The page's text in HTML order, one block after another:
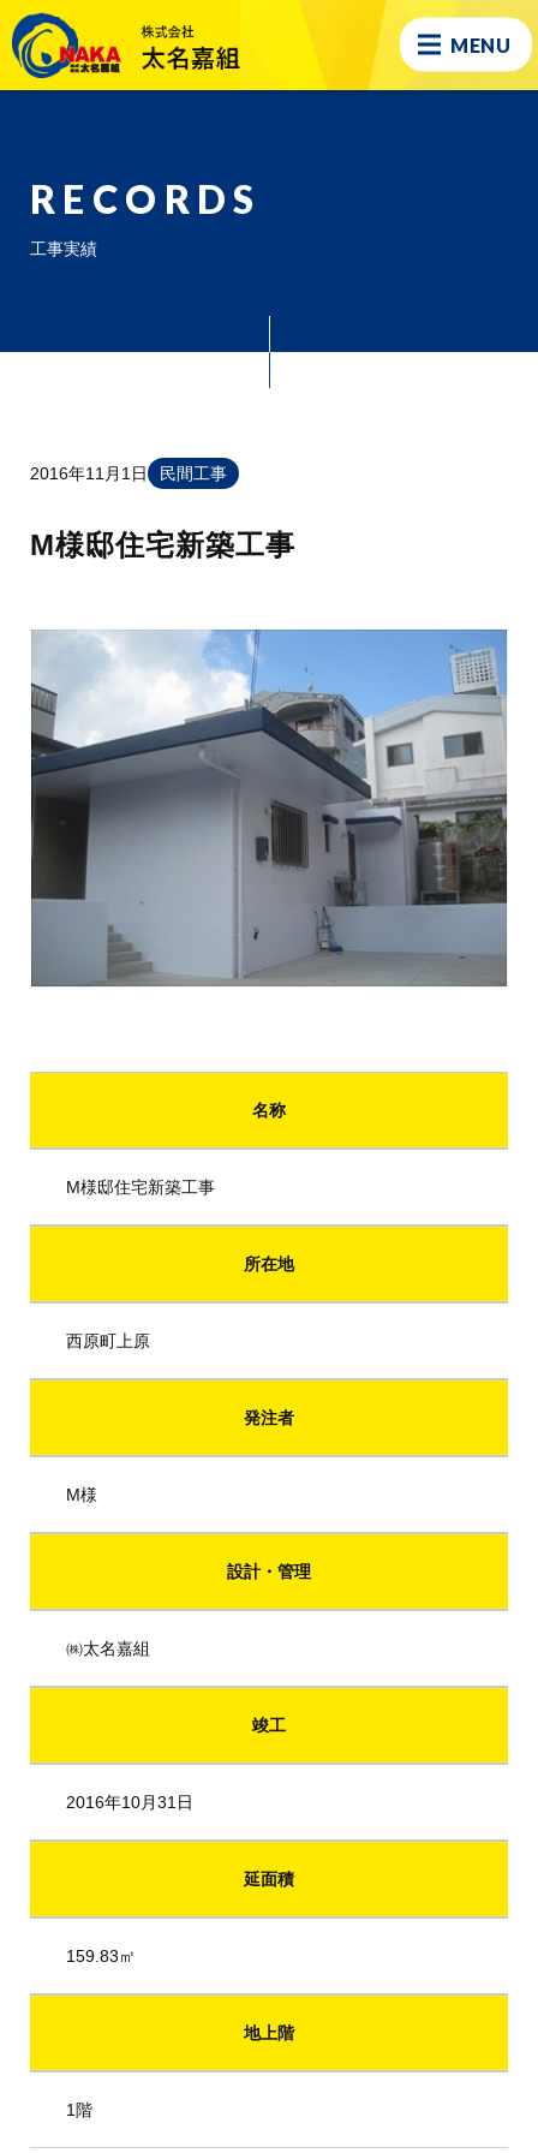
MENU
RECORDS
工事実績
2016年11月1日 民間工事
M様邸住宅新築工事
名称
M様邸住宅新築工事
所在地
西原町上原
発注者
M様
設計・管理
㈱太名嘉組
竣工
2016年10月31日
延面積
159.83㎡
地上階
1階